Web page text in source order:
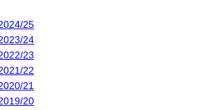
25
24
23
22
21
20